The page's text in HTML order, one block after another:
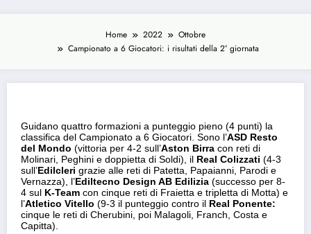
Home 2022
Ottobre
Campionato a 6 Giocatori: i risultati della 2° giornata
Campionato a 6 Giocatori: i risultati
della 2° giornata
Guidano quattro formazioni a punteggio pieno (4 punti) la
classifica del Campionato a 6 Giocatori. Sono l’ASD Resto
del Mondo (vittoria per 4-2 sull’Aston Birra con reti di
Molinari, Peghini e doppietta di Soldi), il Real Colizzati (4-3
sull’Edilcleri grazie alle reti di Patetta, Papaianni, Parodi e
Vernazza), l’Ediltecno Design AB Edilizia (successo per 8-
4 sul K-Team con cinque reti di Fraietta e tripletta di Motta) e
l’Atletico Vitello (9-3 il punteggio contro il Real Ponente:
cinque le reti di Cherubini, poi Malagoli, Franch, Costa e
Capitta).